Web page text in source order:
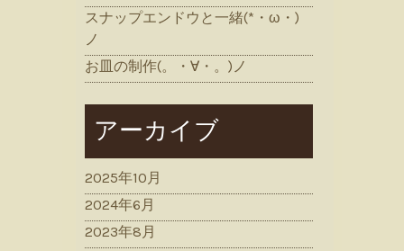
スナップエンドウと一緒(*・ω・)
ノ
お皿の制作(。・∀・。)ノ
アーカイブ
2025年10月
2024年6月
2023年8月